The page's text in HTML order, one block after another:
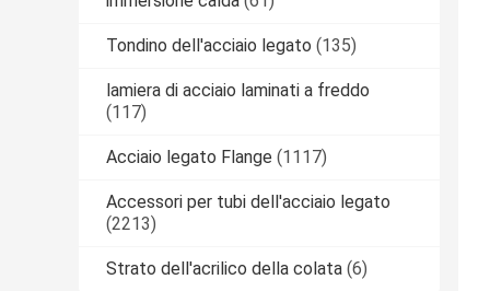
Tondino dell'acciaio legato (135)
lamiera di acciaio laminati a freddo
(117)
Acciaio legato Flange (1117)
Accessori per tubi dell'acciaio legato
(2213)
Strato dell'acrilico della colata (6)